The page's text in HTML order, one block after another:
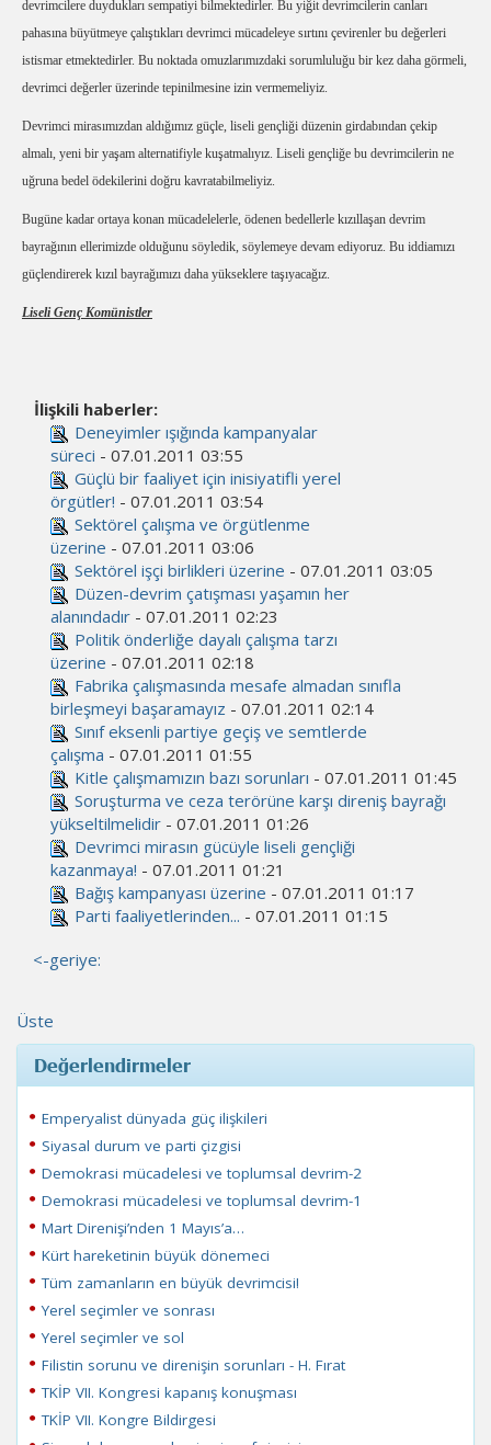
devrimcilere duydukları sempatiyi bilmektedirler. Bu yiğit devrimcilerin canları
pahasına büyütmeye çalıştıkları devrimci mücadeleye sırtını çevirenler bu değerleri
istismar etmektedirler. Bu noktada omuzlarımızdaki sorumluluğu bir kez daha görmeli,
devrimci değerler üzerinde tepinilmesine izin vermemeliyiz.
Devrimci mirasımızdan aldığımız güçle, liseli gençliği düzenin girdabından çekip
almalı, yeni bir yaşam alternatifiyle kuşatmalıyız. Liseli gençliğe bu devrimcilerin ne
uğruna bedel ödekilerini doğru kavratabilmeliyiz.
Bugüne kadar ortaya konan mücadelelerle, ödenen bedellerle kızıllaşan devrim
bayrağının ellerimizde olduğunu söyledik, söylemeye devam ediyoruz. Bu iddiamızı
güçlendirerek kızıl bayrağımızı daha yükseklere taşıyacağız.
Liseli Genç Komünistler
İlişkili haberler:
Deneyimler ışığında kampanyalar
süreci - 07.01.2011 03:55
Güçlü bir faaliyet için inisiyatifli yerel
örgütler! - 07.01.2011 03:54
Sektörel çalışma ve örgütlenme
üzerine - 07.01.2011 03:06
Sektörel işçi birlikleri üzerine - 07.01.2011 03:05
Düzen-devrim çatışması yaşamın her
alanındadır - 07.01.2011 02:23
Politik önderliğe dayalı çalışma tarzı
üzerine - 07.01.2011 02:18
Fabrika çalışmasında mesafe almadan sınıfla
birleşmeyi başaramayız - 07.01.2011 02:14
Sınıf eksenli partiye geçiş ve semtlerde
çalışma - 07.01.2011 01:55
Kitle çalışmamızın bazı sorunları - 07.01.2011 01:45
Soruşturma ve ceza terörüne karşı direniş bayrağı
yükseltilmelidir - 07.01.2011 01:26
Devrimci mirasın gücüyle liseli gençliği
kazanmaya! - 07.01.2011 01:21
Bağış kampanyası üzerine - 07.01.2011 01:17
Parti faaliyetlerinden... - 07.01.2011 01:15
<-geriye:
Üste
Değerlendirmeler
Emperyalist dünyada güç ilişkileri
Siyasal durum ve parti çizgisi
Demokrasi mücadelesi ve toplumsal devrim-2
Demokrasi mücadelesi ve toplumsal devrim-1
Mart Direnişi’nden 1 Mayıs’a…
Kürt hareketinin büyük dönemeci
Tüm zamanların en büyük devrimcisi!
Yerel seçimler ve sonrası
Yerel seçimler ve sol
Filistin sorunu ve direnişin sorunları - H. Fırat
TKİP VII. Kongresi kapanış konuşması
TKİP VII. Kongre Bildirgesi